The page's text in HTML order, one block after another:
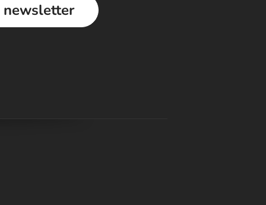
newsletter